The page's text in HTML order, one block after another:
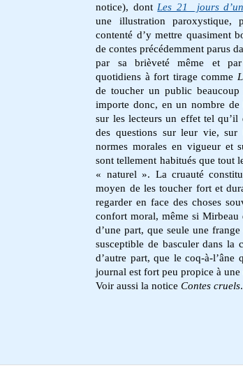
notice), dont Les 21 jours
une illustration paroxystique,
contenté d’y mettre quasiment
de contes précédemment parus
par sa brièveté même et
quotidiens à fort tirage comme
de toucher un public
importe donc, en un nombre de
sur les lecteurs un effet tel qu’il
des questions sur leur vie, sur
normes morales en vigueur et
sont tellement habitués que tout
« naturel ». La cruauté
moyen de les toucher fort et
regarder en face des choses
confort moral, même si Mirbeau
d’une part, que seule une
susceptible de basculer dans la
d’autre part, que le coq-à-l’âne
journal est fort peu propice à
Voir aussi la noticeContes cruels.